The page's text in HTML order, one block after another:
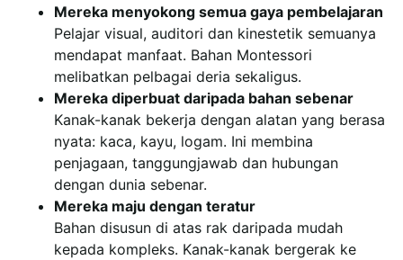
Mereka menyokong semua gaya pembelajaran
Pelajar visual, auditori dan kinestetik semuanya
mendapat manfaat. Bahan Montessori
melibatkan pelbagai deria sekaligus.
Mereka diperbuat daripada bahan sebenar
Kanak-kanak bekerja dengan alatan yang berasa
nyata: kaca, kayu, logam. Ini membina
penjagaan, tanggungjawab dan hubungan
dengan dunia sebenar.
Mereka maju dengan teratur
Bahan disusun di atas rak daripada mudah
kepada kompleks. Kanak-kanak bergerak ke